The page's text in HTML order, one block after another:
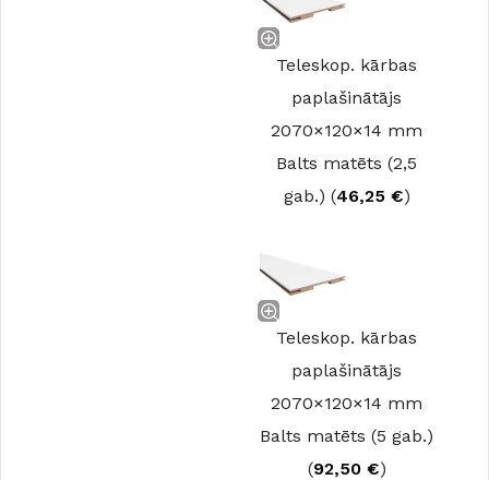
Teleskop. kārbas
paplašinātājs
2070×120×14 mm
Balts matēts (2,5
gab.) (46,25 €)
Teleskop. kārbas
paplašinātājs
2070×120×14 mm
Balts matēts (5 gab.)
(92,50 €)